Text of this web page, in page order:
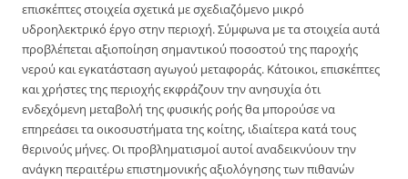
επισκέπτες στοιχεία σχετικά με σχεδιαζόμενο μικρό
υδροηλεκτρικό έργο στην περιοχή. Σύμφωνα με τα στοιχεία αυτά
προβλέπεται αξιοποίηση σημαντικού ποσοστού της παροχής
νερού και εγκατάσταση αγωγού μεταφοράς. Κάτοικοι, επισκέπτες
και χρήστες της περιοχής εκφράζουν την ανησυχία ότι
ενδεχόμενη μεταβολή της φυσικής ροής θα μπορούσε να
επηρεάσει τα οικοσυστήματα της κοίτης, ιδιαίτερα κατά τους
θερινούς μήνες. Οι προβληματισμοί αυτοί αναδεικνύουν την
ανάγκη περαιτέρω επιστημονικής αξιολόγησης των πιθανών